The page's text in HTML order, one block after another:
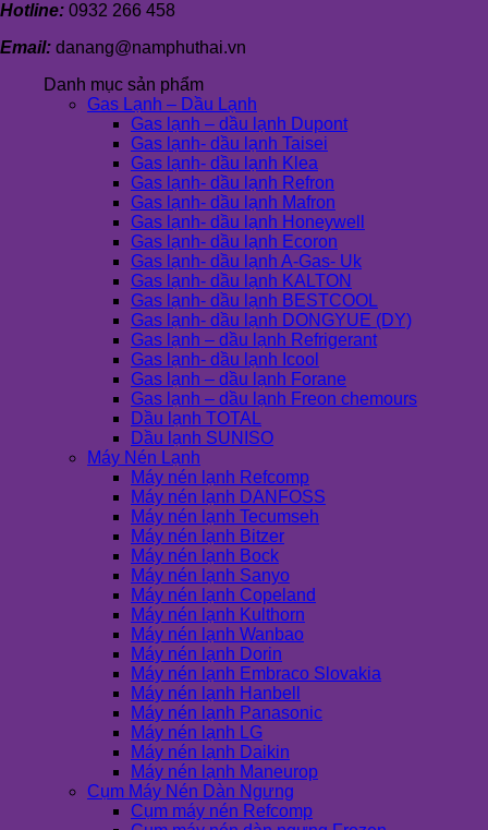
Hotline: 0932 266 458
Email: danang@namphuthai.vn
Danh mục sản phẩm
Gas Lạnh – Dầu Lạnh
Gas lạnh – dầu lạnh Dupont
Gas lạnh- dầu lạnh Taisei
Gas lạnh- dầu lạnh Klea
Gas lạnh- dầu lạnh Refron
Gas lạnh- dầu lạnh Mafron
Gas lạnh- dầu lạnh Honeywell
Gas lạnh- dầu lạnh Ecoron
Gas lạnh- dầu lạnh A-Gas- Uk
Gas lạnh- dầu lạnh KALTON
Gas lạnh- dầu lạnh BESTCOOL
Gas lạnh- dầu lạnh DONGYUE (DY)
Gas lạnh – dầu lạnh Refrigerant
Gas lạnh- dầu lạnh Icool
Gas lạnh – dầu lạnh Forane
Gas lạnh – dầu lạnh Freon chemours
Dầu lạnh TOTAL
Dầu lạnh SUNISO
Máy Nén Lạnh
Máy nén lạnh Refcomp
Máy nén lạnh DANFOSS
Máy nén lạnh Tecumseh
Máy nén lạnh Bitzer
Máy nén lạnh Bock
Máy nén lạnh Sanyo
Máy nén lạnh Copeland
Máy nén lạnh Kulthorn
Máy nén lạnh Wanbao
Máy nén lạnh Dorin
Máy nén lạnh Embraco Slovakia
Máy nén lạnh Hanbell
Máy nén lạnh Panasonic
Máy nén lạnh LG
Máy nén lạnh Daikin
Máy nén lạnh Maneurop
Cụm Máy Nén Dàn Ngưng
Cụm máy nén Refcomp